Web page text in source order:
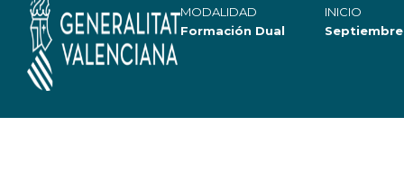
MODALIDAD
Formación Dual
INICIO